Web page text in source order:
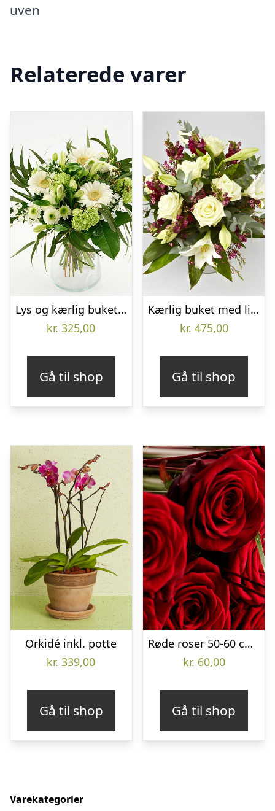
uven
Relaterede varer
Lys og kærlig buket – Send blomster med Bloomit
kr. 325,00
Gå til shop
Kærlig buket med liljer, roser mm. – Send blomster med Bloomit
kr. 475,00
Gå til shop
Orkidé inkl. potte
kr. 339,00
Gå til shop
Røde roser 50-60 cm pr. stk.
kr. 60,00
Gå til shop
Varekategorier